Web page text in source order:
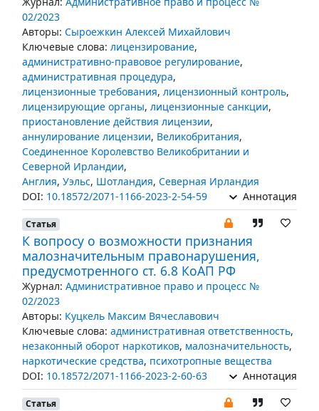
02/2023
Авторы: Сыроежкин Алексей Михайлович
Ключевые слова: лицензирование,
административно-правовое регулирование,
административная процедура,
лицензионные требования, лицензионный контроль,
лицензирующие органы, лицензионные санкции,
приостановление действия лицензии,
аннулирование лицензии, Великобритания,
Соединенное Королевство Великобритании и
Северной Ирландии,
Англия, Уэльс, Шотландия, Северная Ирландия
DOI: 10.18572/2071-1166-2023-2-54-59 Аннотация
Статья
К вопросу о возможности признания
малозначительным правонарушения,
предусмотренного ст. 6.8 КоАП РФ
Журнал: Административное право и процесс №
02/2023
Авторы: Куцкель Максим Вячеславович
Ключевые слова: административная ответственность,
незаконный оборот наркотиков, малозначительность,
наркотические средства, психотропные вещества
DOI: 10.18572/2071-1166-2023-2-60-63 Аннотация
Статья